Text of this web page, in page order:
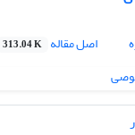
اصل مقاله 313.04 K